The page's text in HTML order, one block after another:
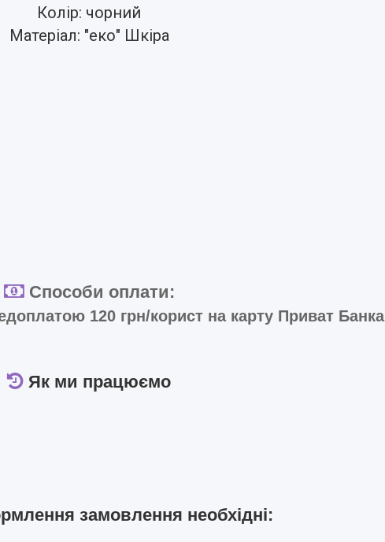
Колір: чорний
Матеріал: "еко" Шкіра
Способи оплати:
120 грн/корист на карту Приват Банка
Як ми працюємо
замовлення необхідні: